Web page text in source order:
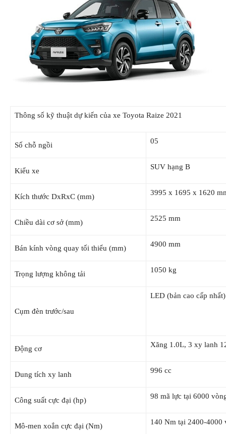
Thông số kỹ thuật dự kiến của xe Toyota Raize 2021
Số chỗ ngồi 05
Kiểu xe SUV hạng B
Kích thước DxRxC (mm) 3995 x 1695 x 1620
Chiều dài cơ sở (mm) 2525 mm
Bán kính vòng quay tối thiểu (mm) 4900 mm
Trọng lượng không tải 1050 kg
Cụm đèn trước/sau
LED (bản cao cấp nhất)
Động cơ Xăng 1.0L, 3 xy lanh
Dung tích xy lanh 996 cc
Công suất cực đại (hp) 98 mã lực tại 6000
Mô-men xoắn cực đại (Nm) 140 Nm tại 2400-4000